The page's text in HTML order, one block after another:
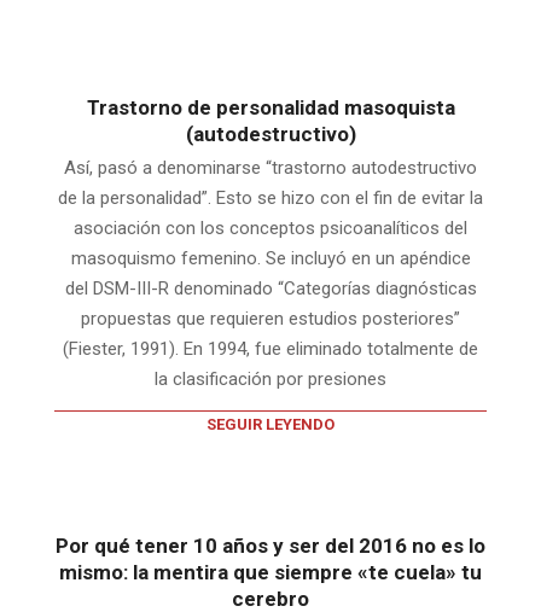
Trastorno de personalidad masoquista
(autodestructivo)
Así, pasó a denominarse “trastorno autodestructivo
de la personalidad”. Esto se hizo con el fin de evitar la
asociación con los conceptos psicoanalíticos del
masoquismo femenino. Se incluyó en un apéndice
del DSM-III-R denominado “Categorías diagnósticas
propuestas que requieren estudios posteriores”
(Fiester, 1991). En 1994, fue eliminado totalmente de
la clasificación por presiones
SEGUIR LEYENDO
Por qué tener 10 años y ser del 2016 no es lo
mismo: la mentira que siempre «te cuela» tu
cerebro